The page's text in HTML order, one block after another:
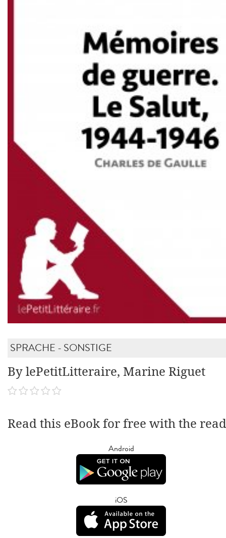
SPRACHE - SONSTIGE
By lePetitLitteraire, Marine Riguet
Read this eBook for free with the
Android
iOS